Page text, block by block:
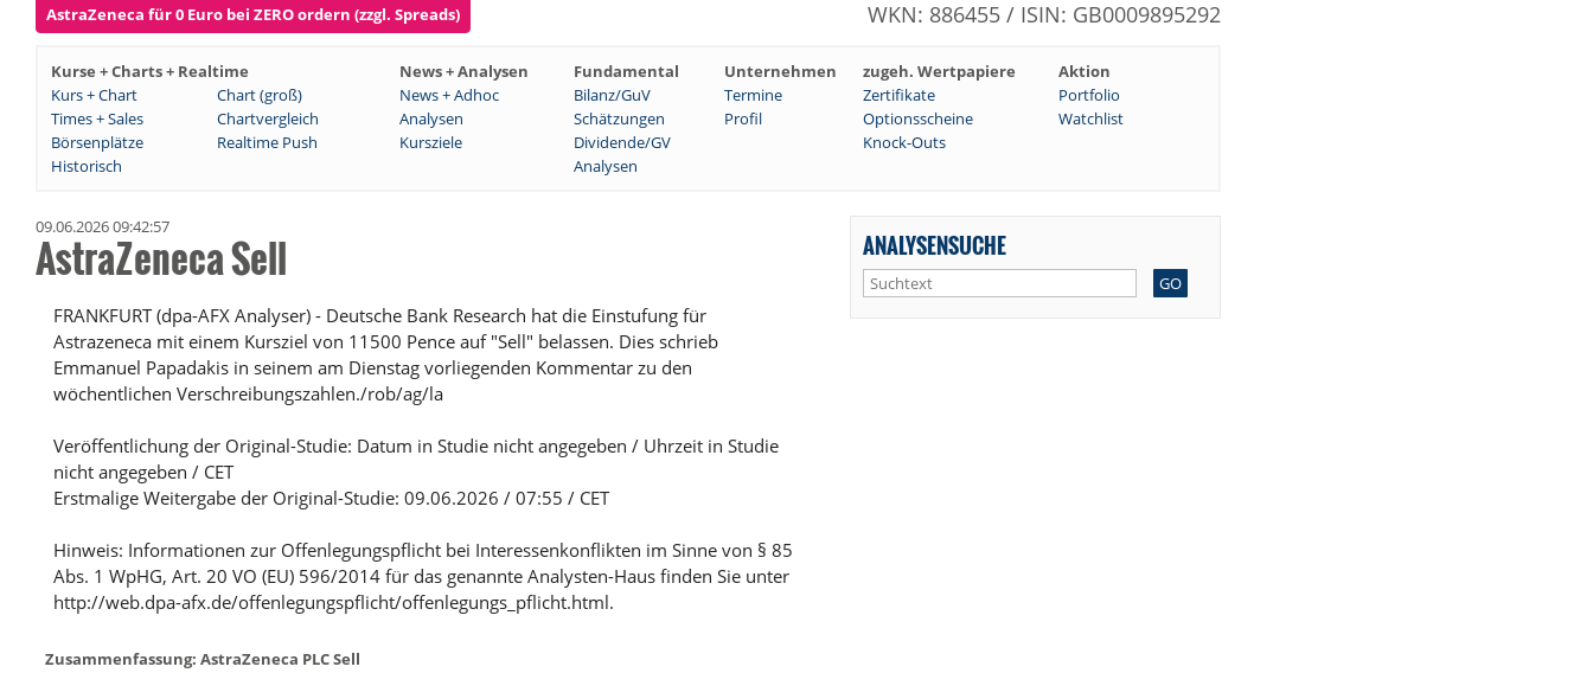
AstraZeneca für 0 Euro bei ZERO ordern (zzgl. Spreads) WKN: 886455 / ISIN: GB0009895292
Kurse + Charts + Realtime News + Analysen Fundamental Unternehmen zugeh. Wertpapiere
Aktion
Kurs + Chart
Chart (groß) News + Adhoc Bilanz/GuV Termine Zertifikate
Portfolio
Times + Sales
Chartvergleich Analysen Schätzungen Profil Optionsscheine
Watchlist
Börsenplätze
Realtime Push Kursziele Dividende/GV
Knock-Outs
Historisch
Analysen
09.06.2026 09:42:57
AstraZeneca Sell
FRANKFURT (dpa-AFX Analyser) - Deutsche Bank Research hat die Einstufung für
Astrazeneca mit einem Kursziel von 11500 Pence auf "Sell" belassen. Dies schrieb
Emmanuel Papadakis in seinem am Dienstag vorliegenden Kommentar zu den
wöchentlichen Verschreibungszahlen./rob/ag/la
Veröffentlichung der Original-Studie: Datum in Studie nicht angegeben / Uhrzeit in Studie
nicht angegeben / CET
Erstmalige Weitergabe der Original-Studie: 09.06.2026 / 07:55 / CET
Hinweis: Informationen zur Offenlegungspflicht bei Interessenkonflikten im Sinne von § 85
Abs. 1 WpHG, Art. 20 VO (EU) 596/2014 für das genannte Analysten-Haus finden Sie unter
http://web.dpa-afx.de/offenlegungspflicht/offenlegungs_pflicht.html.
Zusammenfassung: AstraZeneca PLC Sell
ANALYSENSUCHE
GO